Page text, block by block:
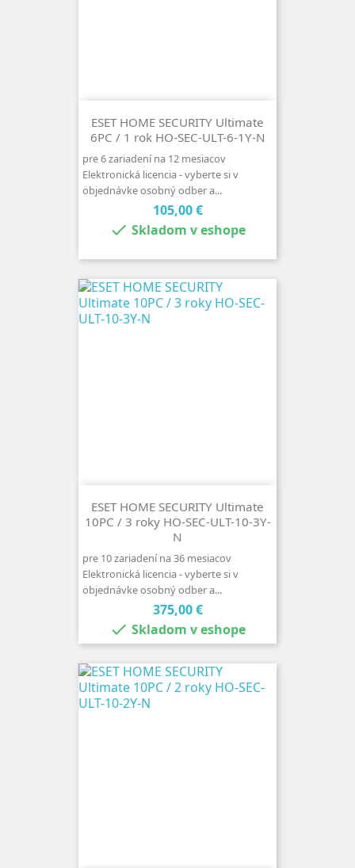
ESET HOME SECURITY Ultimate
6PC / 1 rok HO-SEC-ULT-6-1Y-N
pre 6 zariadení na 12 mesiacov
Elektronická licencia - vyberte si v
objednávke osobný odber a...
Cena
105,00 €
 Skladom v eshope
ESET HOME SECURITY Ultimate
10PC / 3 roky HO-SEC-ULT-10-3Y-
N
pre 10 zariadení na 36 mesiacov
Elektronická licencia - vyberte si v
objednávke osobný odber a...
Cena
375,00 €
 Skladom v eshope